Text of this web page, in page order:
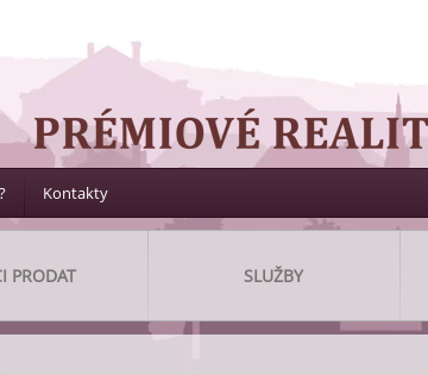
Kontakty
PRODAT SLUŽBY